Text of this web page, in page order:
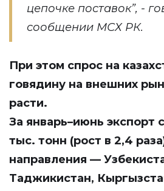
цепочке поставок”, -
сообщении МСХ РК.
При этом спрос на
говядину на внешних
расти.
За январь–июнь экспорт
тыс. тонн (рост в 2,4
направления —
Таджикистан,